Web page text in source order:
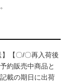
【〇/〇再入荷後
約販売中商品と
載の期日に出荷